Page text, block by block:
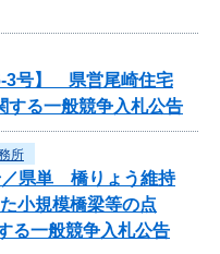
3号】 県営尾崎住宅
する一般競争入札公告
所
／県単 橋りょう維持
小規模橋梁等の点
る一般競争入札公告